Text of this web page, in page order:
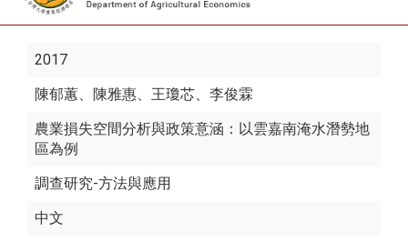
2017
陳郁蕙、陳雅惠、王瓊芯、李俊霖
農業損失空間分析與政策意涵：以雲嘉南淹水潛勢地
區為例
調查研究-方法與應用
中文